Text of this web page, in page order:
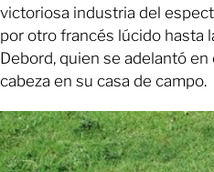
victoriosa industria del
por otro francés lúcido hasta
Debord, quien se adelantó
cabeza en su casa de campo.